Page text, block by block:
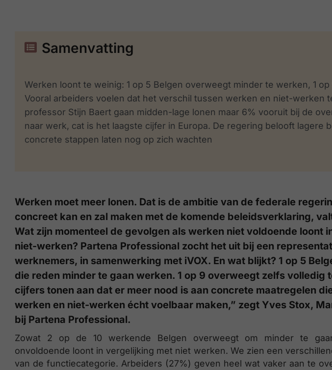
Samenvatting
Werken loont te weinig: 1 op 5 Belgen overweegt minder te werken, 1
Vooral arbeiders voelen dat het verschil tussen werken en niet-werken
professor Stijn Baert gaan midden-lage lonen maar 6% vooruit bij de
naar werk, cat is het laagste cijfer in Europa. De regering belooft lagere
concrete stappen laten nog op zich wachten
Werken moet meer lonen. Dat is de ambitie van de federale
concreet kan en zal maken met de komende beleidsverklaring,
Wat zijn momenteel de gevolgen als werken niet voldoende loont
niet-werken? Partena Professional zocht het uit bij een
werknemers, in samenwerking met iVOX. En wat blijkt? 1 op 5
die reden minder te gaan werken. 1 op 9 overweegt zelfs volledig
cijfers tonen aan dat er meer nood is aan concrete maatregelen
werken en niet-werken écht voelbaar maken,” zegt Yves Stox,
bij Partena Professional.
Zowat 2 op de 10 werkende Belgen overweegt om minder te
onvoldoende loont in vergelijking met niet werken. We zien een
van de functiecategorie. Arbeiders (27%) geven heel wat vaker aan te